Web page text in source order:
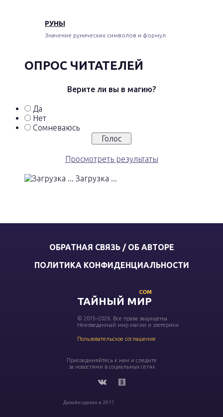
РУНЫ
Значение рунических символов и формул
ОПРОС ЧИТАТЕЛЕЙ
Верите ли вы в магию?
Да
Нет
Сомневаюсь
Просмотреть результаты
Загрузка ...
ОБРАТНАЯ СВЯЗЬ / ОБ АВТОРЕ
ПОЛИТИКА КОНФИДЕНЦИАЛЬНОСТИ
ТАЙНЫЙ МИР
COM
© 2015–2026. Все права защищены
Неизведанный мир магии и эзотерики
Пользовательское соглашение
Присоединяйтесь к нам и следите
за новостями в социальных сетях
Дизайн сделан в 2017